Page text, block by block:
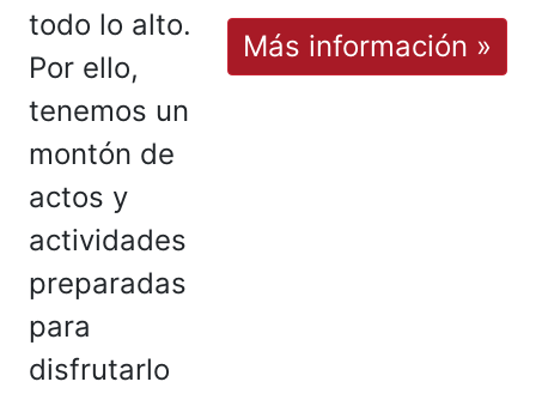
todo lo alto.
Por ello,
tenemos un
montón de
actos y
actividades
preparadas
para
disfrutarlo
Más información »